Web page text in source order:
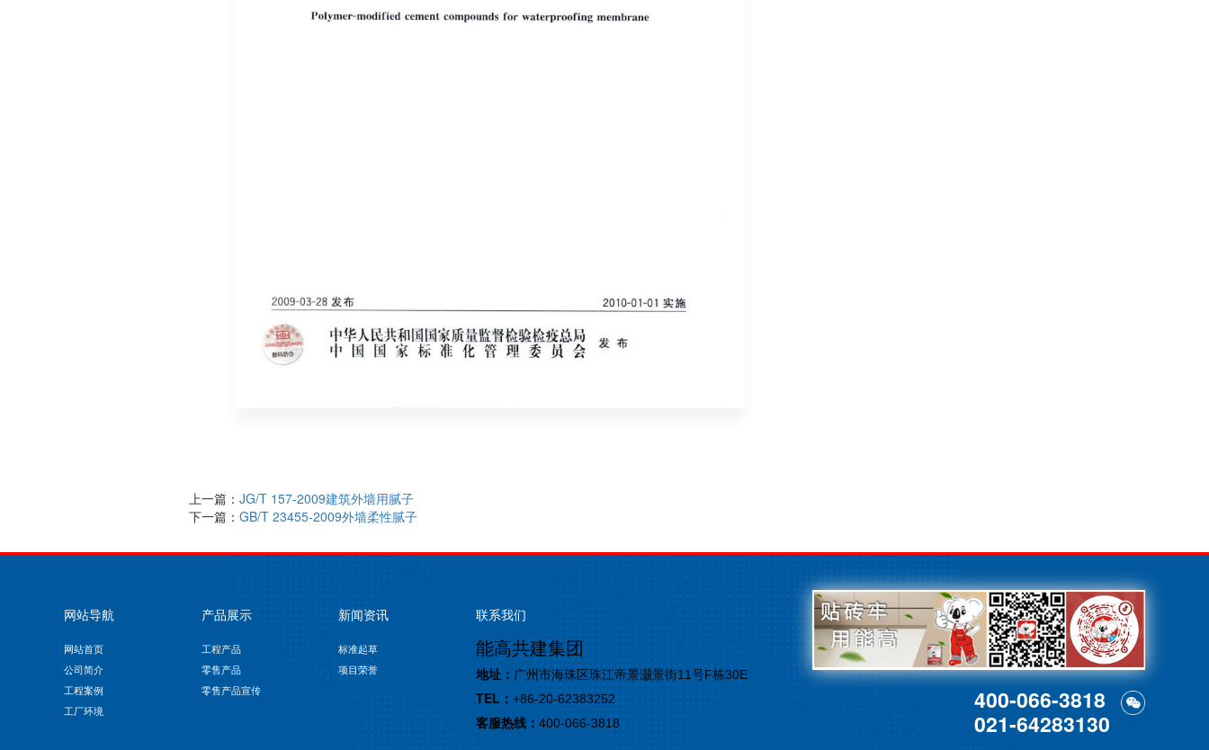
上一篇： JG/T 157-2009建筑外墙用腻子
下一篇： GB/T 23455-2009外墙柔性腻子
网站导航
网站首页
公司简介
工程案例
工厂环境
产品展示
工程产品
零售产品
零售产品宣传
新闻资讯
标准起草
项目荣誉
联系我们
能高共建集团
地址： 广州市海珠区珠江帝景灏景街11号F栋30E
TEL： +86-20-62383252
客服热线： 400-066-3818
400-066-3818
021-64283130